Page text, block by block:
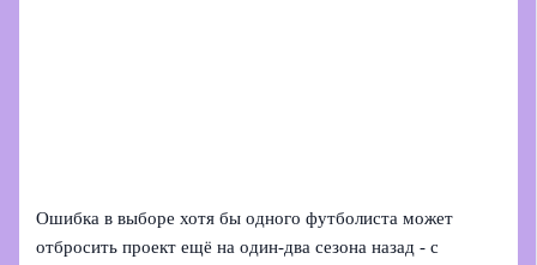
Ошибка в выборе хотя бы одного футболиста может
отбросить проект ещё на один-два сезона назад - с